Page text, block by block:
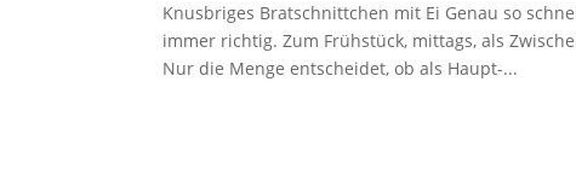
Knusbriges Bratschnittchen mit Ei Genau so
immer richtig. Zum Frühstück, mittags, als
Nur die Menge entscheidet, ob als Haupt-...